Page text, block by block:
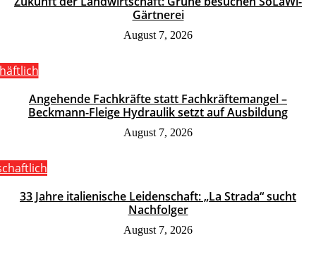
Gärtnerei
August 7, 2026
Angehende Fachkräfte statt Fachkräftemangel –
Beckmann-Fleige Hydraulik setzt auf Ausbildung
August 7, 2026
33 Jahre italienische Leidenschaft: „La Strada“ sucht
Nachfolger
August 7, 2026